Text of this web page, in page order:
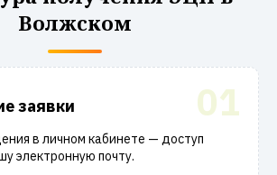
Волжском
01
заявки
в личном кабинете — доступ
электронную почту.